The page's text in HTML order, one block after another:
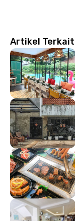
Artikel Terkait